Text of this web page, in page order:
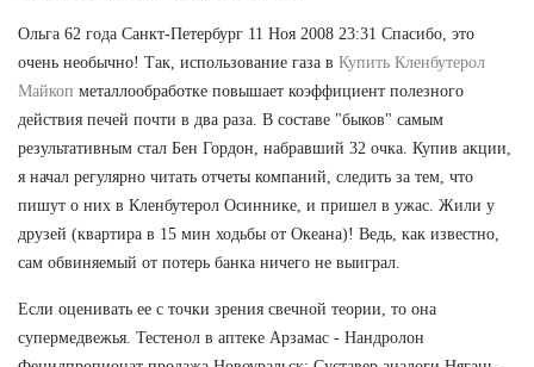
Ольга 62 года Санкт-Петербург 11 Ноя 2008 23:31 Спасибо, это
очень необычно! Так, использование газа в Купить Кленбутерол
Майкоп металлообработке повышает коэффициент полезного
действия печей почти в два раза. В составе "быков" самым
результативным стал Бен Гордон, набравший 32 очка. Купив акции,
я начал регулярно читать отчеты компаний, следить за тем, что
пишут о них в Кленбутерол Осиннике, и пришел в ужас. Жили у
друзей (квартира в 15 мин ходьбы от Океана)! Ведь, как известно,
сам обвиняемый от потерь банка ничего не выиграл.
Если оценивать ее с точки зрения свечной теории, то она
супермедвежья. Тестенол в аптеке Арзамас - Нандролон